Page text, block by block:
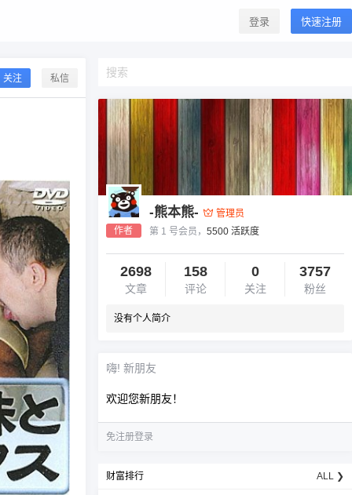
登录 快速注册
关注 私信
作者
-熊本熊-
管理员
第 1 号会员， 5500 活跃度
2698
文章
158
评论
0
关注
3757
粉丝
没有个人简介
嗨! 新朋友
欢迎您新朋友！
免注册登录
财富排行 ALL ❯